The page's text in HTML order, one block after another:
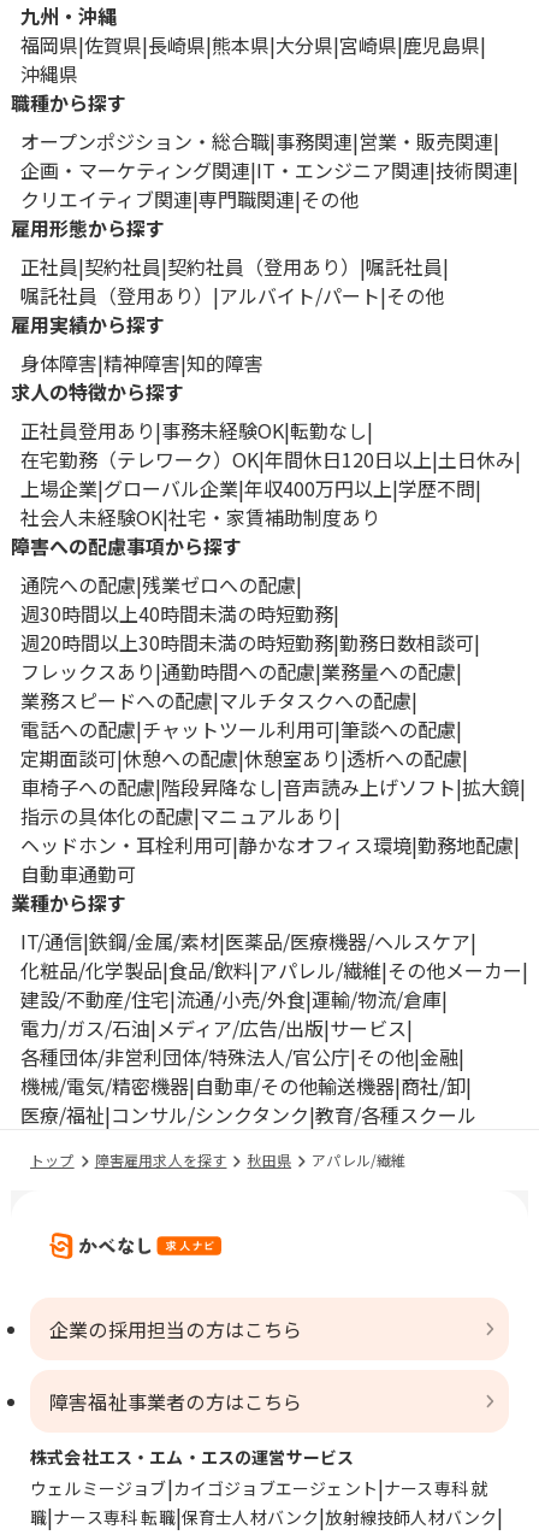
九州・沖縄
福岡県 佐賀県 長崎県 熊本県 大分県 宮崎県 鹿児島県
沖縄県
職種から探す
オープンポジション・総合職 事務関連 営業・販売関連
企画・マーケティング関連 IT・エンジニア関連 技術関連
クリエイティブ関連 専門職関連 その他
雇用形態から探す
正社員 契約社員 契約社員（登用あり）
嘱託社員
嘱託社員（登用あり）
アルバイト/パート その他
雇用実績から探す
身体障害 精神障害 知的障害
求人の特徴から探す
正社員登用あり 事務未経験OK 転勤なし
在宅勤務（テレワーク）OK 年間休日120日以上 土日休み
上場企業 グローバル企業 年収400万円以上 学歴不問
社会人未経験OK 社宅・家賃補助制度あり
障害への配慮事項から探す
通院への配慮 残業ゼロへの配慮
週30時間以上40時間未満の時短勤務
週20時間以上30時間未満の時短勤務 勤務日数相談可
フレックスあり 通勤時間への配慮 業務量への配慮
業務スピードへの配慮 マルチタスクへの配慮
電話への配慮 チャットツール利用可 筆談への配慮
定期面談可 休憩への配慮 休憩室あり 透析への配慮
車椅子への配慮 階段昇降なし 音声読み上げソフト 拡大鏡
指示の具体化の配慮 マニュアルあり
ヘッドホン・耳栓利用可 静かなオフィス環境 勤務地配慮
自動車通勤可
業種から探す
IT/通信 鉄鋼/金属/素材 医薬品/医療機器/ヘルスケア
化粧品/化学製品 食品/飲料 アパレル/繊維 その他メーカー
建設/不動産/住宅 流通/小売/外食 運輸/物流/倉庫
電力/ガス/石油 メディア/広告/出版 サービス
各種団体/非営利団体/特殊法人/官公庁 その他 金融
機械/電気/精密機器 自動車/その他輸送機器 商社/卸
医療/福祉 コンサル/シンクタンク 教育/各種スクール
トップ 障害雇用求人を探す 秋田県 アパレル/繊維
企業の採用担当の方はこちら
障害福祉事業者の方はこちら
株式会社エス・エム・エスの運営サービス
ウェルミージョブ カイゴジョブエージェント ナース専科 就
職 ナース専科 転職 保育士人材バンク 放射線技師人材バンク